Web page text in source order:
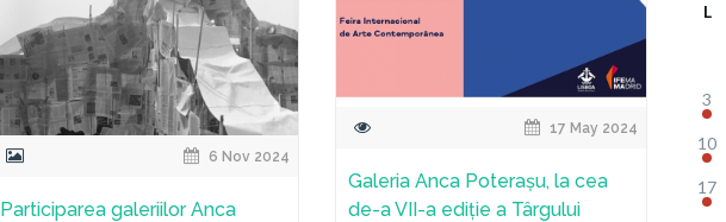
6 Nov 2024
Participarea galeriilor Anca
17 May 2024
Galeria Anca Poterașu, la cea
de-a VII-a ediție a Târgului
L
3
10
17